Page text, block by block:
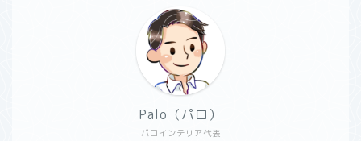
パロインテリア代表
Palo（パロ）